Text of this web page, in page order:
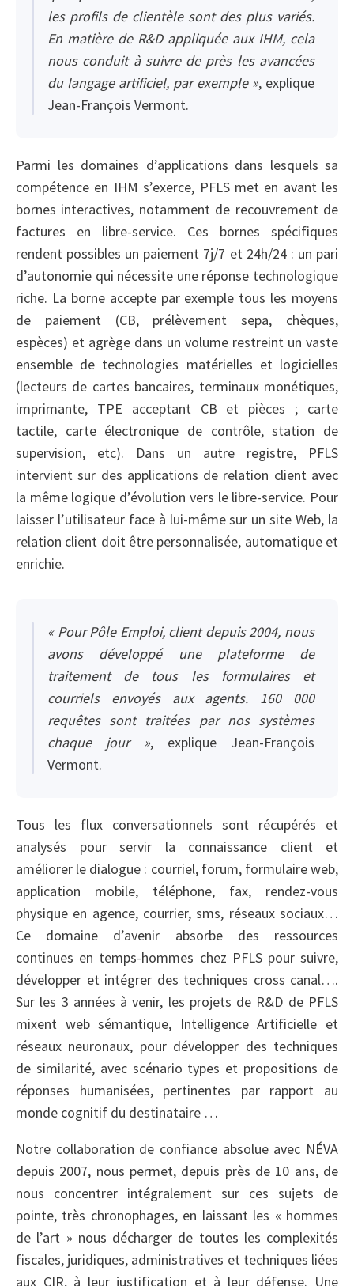
les profils de clientèle sont des plus variés.
En matière de R&D appliquée aux IHM, cela
nous conduit à suivre de près les avancées
du langage artificiel, par exemple », explique
Jean-François Vermont.
Parmi les domaines d’applications dans lesquels sa
compétence en IHM s’exerce, PFLS met en avant les
bornes interactives, notamment de recouvrement de
factures en libre-service. Ces bornes spécifiques
rendent possibles un paiement 7j/7 et 24h/24 : un pari
d’autonomie qui nécessite une réponse technologique
riche. La borne accepte par exemple tous les moyens
de paiement (CB, prélèvement sepa, chèques,
espèces) et agrège dans un volume restreint un vaste
ensemble de technologies matérielles et logicielles
(lecteurs de cartes bancaires, terminaux monétiques,
imprimante, TPE acceptant CB et pièces ; carte
tactile, carte électronique de contrôle, station de
supervision, etc). Dans un autre registre, PFLS
intervient sur des applications de relation client avec
la même logique d’évolution vers le libre-service. Pour
laisser l’utilisateur face à lui-même sur un site Web, la
relation client doit être personnalisée, automatique et
enrichie.
« Pour Pôle Emploi, client depuis 2004, nous
avons développé une plateforme de
traitement de tous les formulaires et
courriels envoyés aux agents. 160 000
requêtes sont traitées par nos systèmes
chaque jour », explique Jean-François
Vermont.
Tous les flux conversationnels sont récupérés et
analysés pour servir la connaissance client et
améliorer le dialogue : courriel, forum, formulaire web,
application mobile, téléphone, fax, rendez-vous
physique en agence, courrier, sms, réseaux sociaux…
Ce domaine d’avenir absorbe des ressources
continues en temps-hommes chez PFLS pour suivre,
développer et intégrer des techniques cross canal….
Sur les 3 années à venir, les projets de R&D de PFLS
mixent web sémantique, Intelligence Artificielle et
réseaux neuronaux, pour développer des techniques
de similarité, avec scénario types et propositions de
réponses humanisées, pertinentes par rapport au
monde cognitif du destinataire …
Notre collaboration de confiance absolue avec NÉVA
depuis 2007, nous permet, depuis près de 10 ans, de
nous concentrer intégralement sur ces sujets de
pointe, très chronophages, en laissant les « hommes
de l’art » nous décharger de toutes les complexités
fiscales, juridiques, administratives et techniques liées
aux CIR, à leur justification et à leur défense. Une